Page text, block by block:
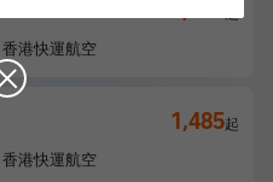
香港快運航空
1,485起
香港快運航空